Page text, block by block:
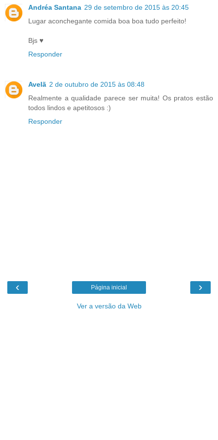
Andréa Santana 29 de setembro de 2015 às 20:45
Lugar aconchegante comida boa boa tudo perfeito!
Bjs ♥
Responder
Avelã 2 de outubro de 2015 às 08:48
Realmente a qualidade parece ser muita! Os pratos estão
todos lindos e apetitosos :)
Responder
‹ ›
Página inicial
Ver a versão da Web